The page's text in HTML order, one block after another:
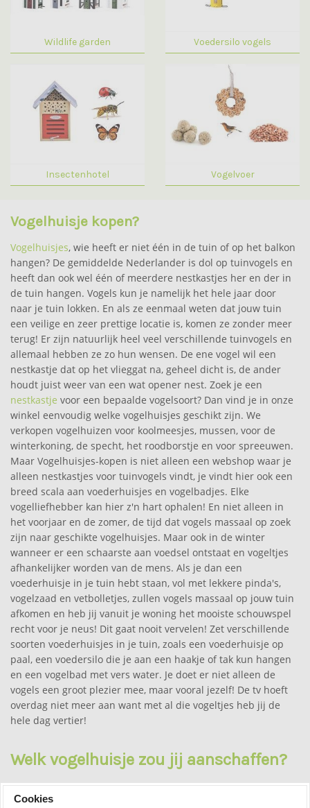
Wildlife garden Voedersilo vogels
Insectenhotel Vogelvoer
Vogelhuisje kopen?
Vogelhuisjes, wie heeft er niet één in de tuin of op het balkon
hangen? De gemiddelde Nederlander is dol op tuinvogels en
heeft dan ook wel één of meerdere nestkastjes her en der in
de tuin hangen. Vogels kun je namelijk het hele jaar door
naar je tuin lokken. En als ze eenmaal weten dat jouw tuin
een veilige en zeer prettige locatie is, komen ze zonder meer
terug! Er zijn natuurlijk heel veel verschillende tuinvogels en
allemaal hebben ze zo hun wensen. De ene vogel wil een
nestkastje dat op het vlieggat na, geheel dicht is, de ander
houdt juist weer van een wat opener nest. Zoek je een
nestkastje voor een bepaalde vogelsoort? Dan vind je in onze
winkel eenvoudig welke vogelhuisjes geschikt zijn. We
verkopen vogelhuizen voor koolmeesjes, mussen, voor de
winterkoning, de specht, het roodborstje en voor spreeuwen.
Maar Vogelhuisjes-kopen is niet alleen een webshop waar je
alleen nestkastjes voor tuinvogels vindt, je vindt hier ook een
breed scala aan voederhuisjes en vogelbadjes. Elke
vogelliefhebber kan hier z'n hart ophalen! En niet alleen in
het voorjaar en de zomer, de tijd dat vogels massaal op zoek
zijn naar geschikte vogelhuisjes. Maar ook in de winter
wanneer er een schaarste aan voedsel ontstaat en vogeltjes
afhankelijker worden van de mens. Als je dan een
voederhuisje in je tuin hebt staan, vol met lekkere pinda's,
vogelzaad en vetbolletjes, zullen vogels massaal op jouw tuin
afkomen en heb jij vanuit je woning het mooiste schouwspel
recht voor je neus! Dit gaat nooit vervelen! Zet verschillende
soorten voederhuisjes in je tuin, zoals een voederhuisje op
paal, een voedersilo die je aan een haakje of tak kun hangen
en een vogelbad met vers water. Je doet er niet alleen de
vogels een groot plezier mee, maar vooral jezelf! De tv hoeft
overdag niet meer aan want met al die vogeltjes heb jij de
hele dag vertier!
Welk vogelhuisje zou jij aanschaffen?
Vogelhuisjes-kopen.nl is een webshop welke gespecialiseerd
is in vogelhuisjes. Je vindt hier nestkasten, vogelhuizen,
Cookies